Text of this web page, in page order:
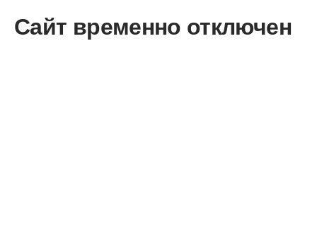
Сайт временно отключен